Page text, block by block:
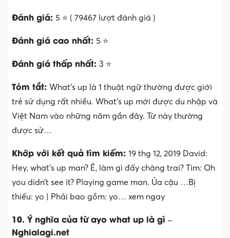
Đánh giá: 5 ⭐ ( 79467 lượt đánh giá )
Đánh giá cao nhất: 5 ⭐
Đánh giá thấp nhất: 3 ⭐
Tóm tắt: What’s up là 1 thuật ngữ thường được giới
trẻ sử dụng rất nhiều. What’s up mới được du nhập và
Việt Nam vào những năm gần đây. Từ này thường
được sử…
Khớp với kết quả tìm kiếm: 19 thg 12, 2019 David:
Hey, what’s up man? Ê, làm gì đấy chàng trai? Tim: Oh
you didn’t see it? Playing game man. Ủa cậu …Bị
thiếu: yo ‎| Phải bao gồm: yo… xem ngay
10. Ý nghĩa của từ ayo what up là gì –
Nghialagi.net